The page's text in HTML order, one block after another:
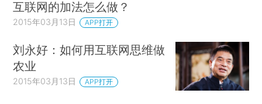
互联网的加法怎么做？
2015年03月13日 APP打开
刘永好：如何用互联网思维做
农业
2015年03月13日 APP打开